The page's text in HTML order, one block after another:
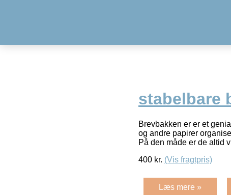
stabelbare
Brevbakken er er et
og andre papirer
På den måde er de altid v
400 kr. (Vis fragtpris)
Læs mere »